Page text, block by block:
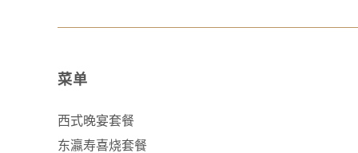
菜单
西式晚宴套餐
东瀛寿喜烧套餐